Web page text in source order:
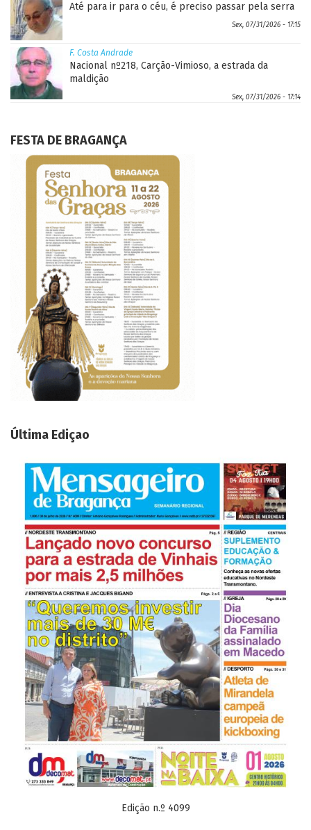
Até para ir para o céu, é preciso passar pela serra
Sex, 07/31/2026 - 17:15
F. Costa Andrade
Nacional nº218, Carção-Vimioso, a estrada da
maldição
Sex, 07/31/2026 - 17:14
FESTA DE BRAGANÇA
Última Ediçao
Edição n.º 4099